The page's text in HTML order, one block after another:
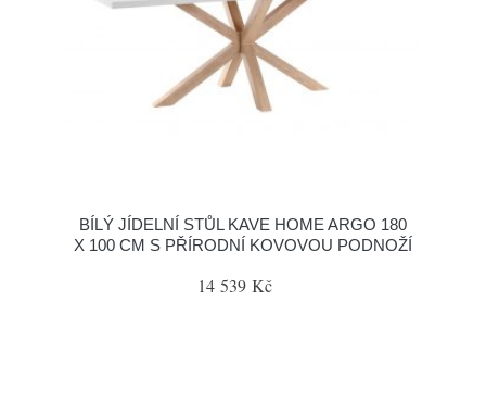
BÍLÝ JÍDELNÍ STŮL KAVE HOME ARGO 180
X 100 CM S PŘÍRODNÍ KOVOVOU PODNOŽÍ
14 539 Kč